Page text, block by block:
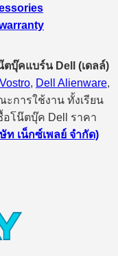
บุ๊คแบร์น Dell (เดลล์)
, Dell Alienware,
การใช้งาน ทั้งเรียน
อโน๊ตบุ๊ค Dell ราคา
ท เน็กซ์เพลย์ จำกัด)